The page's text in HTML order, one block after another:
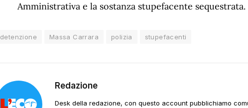
Amministrativa e la sostanza stupefacente sequestrata.
detenzione Massa Carrara polizia stupefacenti
Redazione
Desk della redazione, con questo account pubblichiamo